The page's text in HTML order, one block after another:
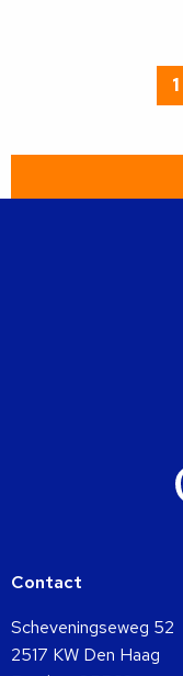
1
Contact
Scheveningseweg 52
2517 KW Den Haag